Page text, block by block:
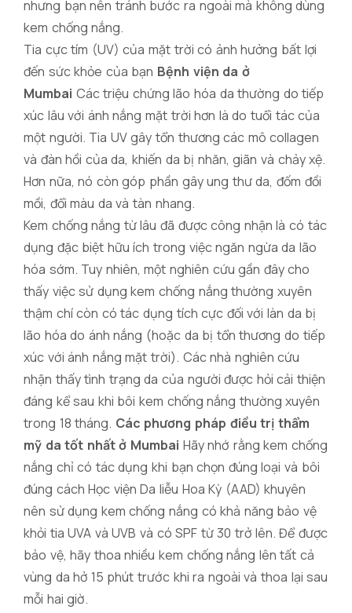
nhưng bạn nên tránh bước ra ngoài mà không dùng
kem chống nắng.
Tia cực tím (UV) của mặt trời có ảnh hưởng bất lợi
đến sức khỏe của bạn Bệnh viện da ở
Mumbai Các triệu chứng lão hóa da thường do tiếp
xúc lâu với ánh nắng mặt trời hơn là do tuổi tác của
một người. Tia UV gây tổn thương các mô collagen
và đàn hồi của da, khiến da bị nhăn, giãn và chảy xệ.
Hơn nữa, nó còn góp phần gây ung thư da, đốm đồi
mồi, đổi màu da và tàn nhang.
Kem chống nắng từ lâu đã được công nhận là có tác
dụng đặc biệt hữu ích trong việc ngăn ngừa da lão
hóa sớm. Tuy nhiên, một nghiên cứu gần đây cho
thấy việc sử dụng kem chống nắng thường xuyên
thậm chí còn có tác dụng tích cực đối với làn da bị
lão hóa do ánh nắng (hoặc da bị tổn thương do tiếp
xúc với ánh nắng mặt trời). Các nhà nghiên cứu
nhận thấy tình trạng da của người được hỏi cải thiện
đáng kể sau khi bôi kem chống nắng thường xuyên
trong 18 tháng. Các phương pháp điều trị thẩm
mỹ da tốt nhất ở Mumbai Hãy nhớ rằng kem chống
nắng chỉ có tác dụng khi bạn chọn đúng loại và bôi
đúng cách Học viện Da liễu Hoa Kỳ (AAD) khuyên
nên sử dụng kem chống nắng có khả năng bảo vệ
khỏi tia UVA và UVB và có SPF từ 30 trở lên. Để được
bảo vệ, hãy thoa nhiều kem chống nắng lên tất cả
vùng da hở 15 phút trước khi ra ngoài và thoa lại sau
mỗi hai giờ.